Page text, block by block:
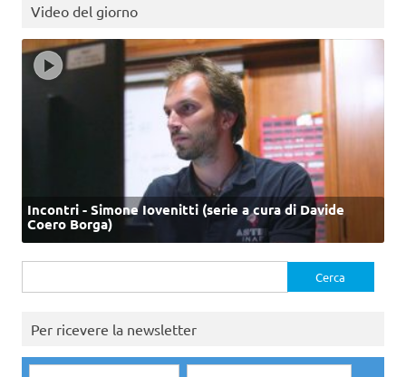
Video del giorno
Incontri - Simone Iovenitti (serie a cura di Davide
Coero Borga)
per:
Per ricevere la newsletter